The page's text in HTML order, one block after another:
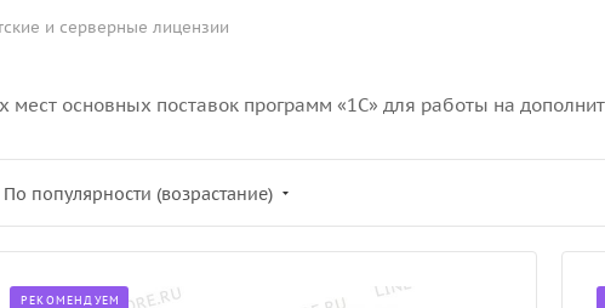
и серверные лицензии
основных поставок программ «1С» для работы на
По популярности (возрастание)
РЕКОМЕНДУЕМ